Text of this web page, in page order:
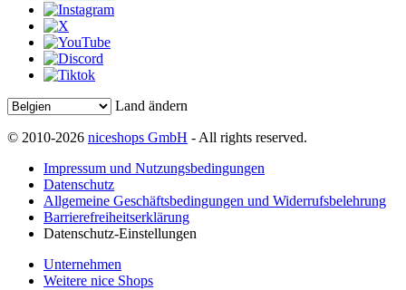
Land ändern
© 2010-2026 niceshops GmbH - All rights reserved.
Impressum und Nutzungsbedingungen
Datenschutz
Allgemeine Geschäftsbedingungen und Widerrufsbelehrung
Barrierefreiheitserklärung
Datenschutz-Einstellungen
Unternehmen
Weitere nice Shops